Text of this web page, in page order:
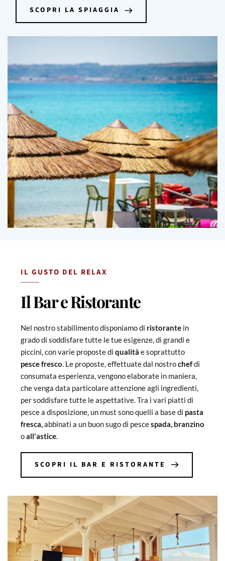
SCOPRI LA SPIAGGIA
IL GUSTO DEL RELAX
Il Bar e Ristorante
Nel nostro stabilimento disponiamo di ristorante in
grado di soddisfare tutte le tue esigenze, di grandi e
piccini, con varie proposte di qualità e soprattutto
pesce fresco. Le proposte, effettuate dal nostrochefdi
consumata esperienza,vengono elaborate in maniera,
che venga data particolare attenzione agli ingredienti,
per soddisfare tutte le aspettative. Tra i vari piatti di
pesce a disposizione, un must sono quelli a base di pasta
fresca,abbinati a un buon sugo di pescespada, branzino
oall'astice.
SCOPRI IL BAR E RISTORANTE